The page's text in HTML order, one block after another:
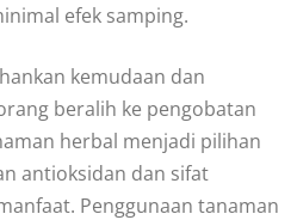
efek samping.
kemudaan dan
beralih ke pengobatan
herbal menjadi pilihan
antioksidan dan sifat
Penggunaan tanaman